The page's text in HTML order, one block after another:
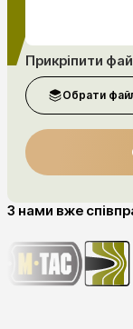
Прикріпити
Обрати
З нами вже